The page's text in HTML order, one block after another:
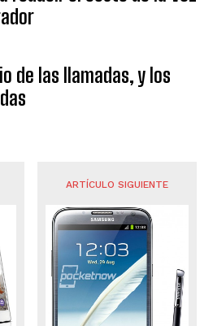
de las llamadas, y los
ARTÍCULO SIGUIENTE